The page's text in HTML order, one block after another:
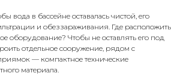
вода в бассейне оставалась чистой, его
и обеззараживания. Где расположить
оборудование? Чтобы не оставлять его под
отдельное сооружение, рядом с
— компактное технические
материала.